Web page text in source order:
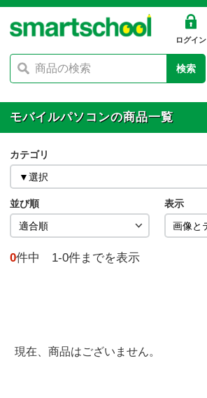
ログイン
検索
モバイルパソコンの商品一覧
カテゴリ
並び順 表示
0件中 1-0件までを表示
現在、商品はございません。